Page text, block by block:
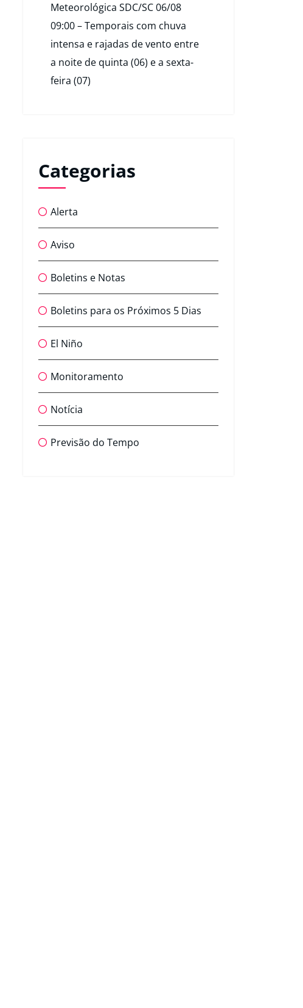
Meteorológica SDC/SC 06/08
09:00 – Temporais com chuva
intensa e rajadas de vento entre
a noite de quinta (06) e a sexta-
feira (07)
Categorias
Alerta
Aviso
Boletins e Notas
Boletins para os Próximos 5 Dias
El Niño
Monitoramento
Notícia
Previsão do Tempo